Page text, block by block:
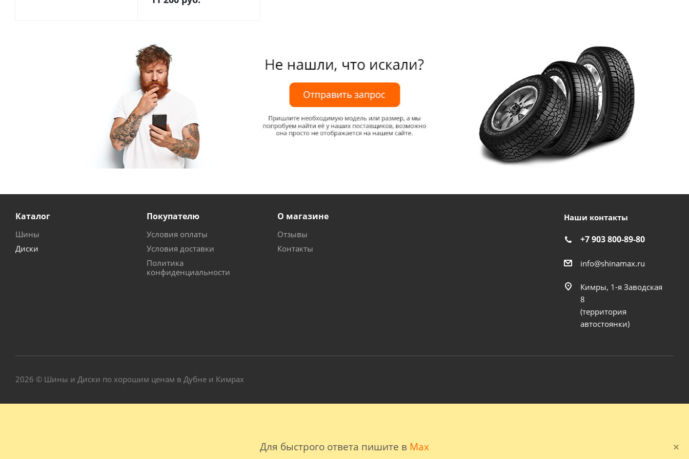
Для быстрого ответа пишите в Max
Каталог
Шины
Диски
Покупателю
Условия оплаты
Условия доставки
Политика
конфиденциальности
О магазине
Отзывы
Контакты
Наши контакты
+7 903 800-89-80
info@shinamax.ru
Кимры, 1-я Заводская
8
(территория
автостоянки)
2026 © Шины и Диски по хорошим ценам в Дубне и Кимрах